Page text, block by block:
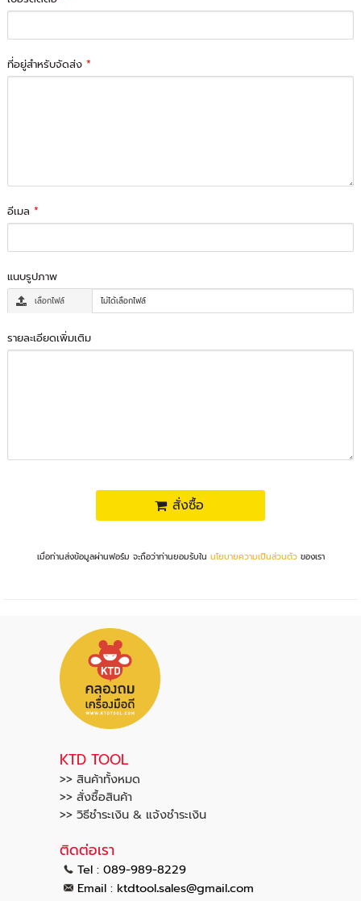
ที่อยู่สำหรับจัดส่ง*
อีเมล*
แนบรูปภาพ
เลือกไฟล์ ไม่ได้เลือกไฟล์
รายละเอียดเพิ่มเติม
สั่งซื้อ
เมื่อท่านส่งข้อมูลผ่านฟอร์ม จะถือว่าท่านยอมรับใน นโยบายความเป็นส่วนตัวของเรา
KTD TOOL
>> สินค้าทั้งหมด
>> สั่งซื้อสินค้า
>> วิธีชำระเงิน & แจ้งชำระเงิน
ติดต่อเรา
Tel : 089-989-8229
Email : ktdtool.sales@gmail.com